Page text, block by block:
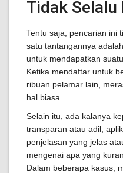
Tidak Selalu
Tentu saja, pencarian ini
satu tantangannya
untuk mendapatkan
Ketika mendaftar untuk
ribuan pelamar lain,
hal biasa.
Selain itu, ada kalanya
transparan atau adil;
penjelasan yang jelas
mengenai apa yang
Dalam beberapa kasus,